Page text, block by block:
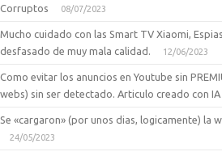
Corruptos
08/07/2023
Mucho cuidado con las Smart TV Xiaomi,
desfasado de muy mala calidad.
12/06/2023
Como evitar los anuncios en Youtube sin
webs) sin ser detectado. Articulo creado con IA
Se «cargaron» (por unos dias, logicamente) la
24/05/2023